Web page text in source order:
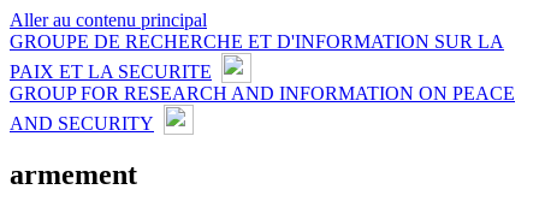
Aller au contenu principal
GROUPE DE RECHERCHE ET D'INFORMATION SUR LA
PAIX ET LA SECURITE
GROUP FOR RESEARCH AND INFORMATION ON PEACE
AND SECURITY
armement